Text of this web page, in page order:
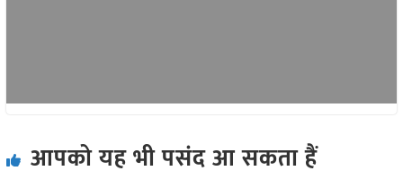
आपको यह भी पसंद आ सकता हैं